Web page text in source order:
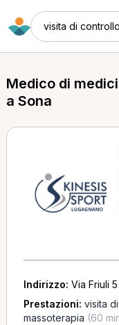
visita di controllo
Medico di
a Sona
Indirizzo: Via Friuli
Prestazioni: visita
massoterapia (60